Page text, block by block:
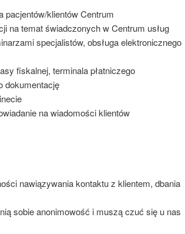
pacjentów/klientów Centrum
na temat świadczonych w Centrum usług
specjalistów, obsługa elektronicznego
fiskalnej, terminala płatniczego
dokumentację
na wiadomości klientów
nawiązywania kontaktu z klientem, dbania
sobie anonimowość i muszą czuć się u nas